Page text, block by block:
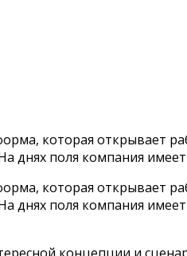
которая открывает
днях поля компания
которая открывает
днях поля компания
концепции и